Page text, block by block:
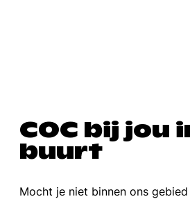
COC bij jou
buurt
Mocht je niet binnen ons